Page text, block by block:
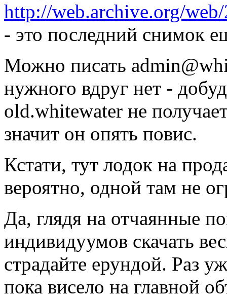
http://web.archive.org/
- это последний снимок
Можно писать
нужного вдруг нет -
old.whitewater не
значит он опять повис.
Кстати, тут лодок на
вероятно, одной там не
Да, глядя на отчаянные
индивидуумов скачать
страдайте ерундой. Раз
пока висело на главной